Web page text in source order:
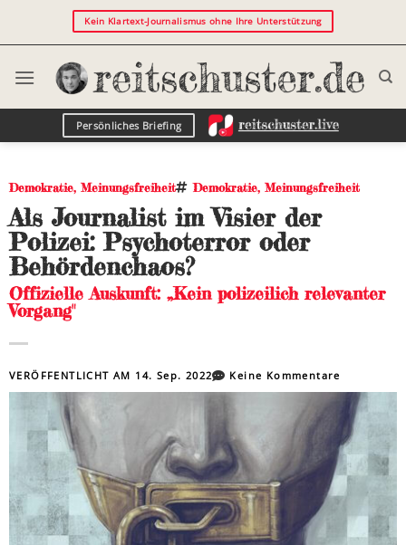
Kein Klartext-Journalismus ohne Ihre Unterstützung
Persönliches Briefing
Demokratie, Meinungsfreiheit Demokratie, Meinungsfreiheit
Als Journalist im Visier der
Polizei: Psychoterror oder
Behördenchaos?
Offizielle Auskunft: „Kein polizeilich relevanter
Vorgang"
VERÖFFENTLICHT AM 14. Sep. 2022 Keine Kommentare